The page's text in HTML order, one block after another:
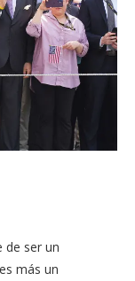
de ser un
más un